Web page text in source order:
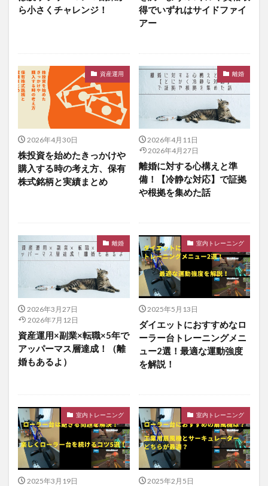
ら小さくチャレンジ！
得でいずれはサイドファイ
アー
資産運用
2026年4月30日
株投資を始めたきっかけや
購入する時の考え方、保有
株式銘柄と実績まとめ
離婚
2026年4月11日
2026年4月27日
離婚に対する心構えと準
備！【冷静な対応】で証拠
や根拠を集めた話
離婚
2026年3月27日
2026年7月12日
資産運用×副業×転職×5年で
アッパーマス層達成！（離
婚もあるよ）
室内トレーニング
2025年5月13日
ダイエットにおすすめなロ
ーラー台トレーニングメニ
ュー2選！最適な運動強度
を解説！
室内トレーニング
2025年3月19日
室内トレーニング
2025年2月5日